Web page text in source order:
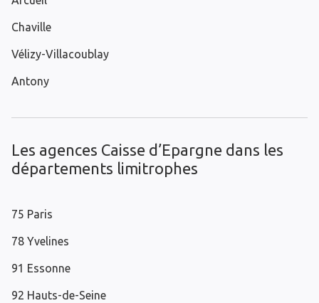
Chaville
Vélizy-Villacoublay
Antony
Les agences Caisse d’Epargne dans les
départements limitrophes
75 Paris
78 Yvelines
91 Essonne
92 Hauts-de-Seine